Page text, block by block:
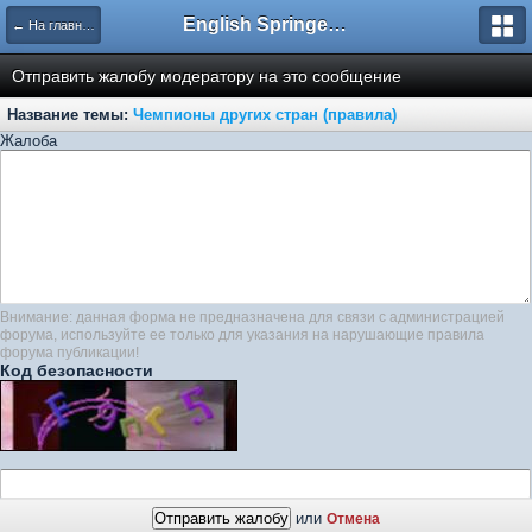
← На главную English Springer Spaniel Club
Отправить жалобу модератору на это сообщение
Название темы: Чемпионы других стран (правила)
Жалоба
Внимание: данная форма не предназначена для связи с администрацией
форума, используйте ее только для указания на нарушающие правила
форума публикации!
Код безопасности
или Отмена